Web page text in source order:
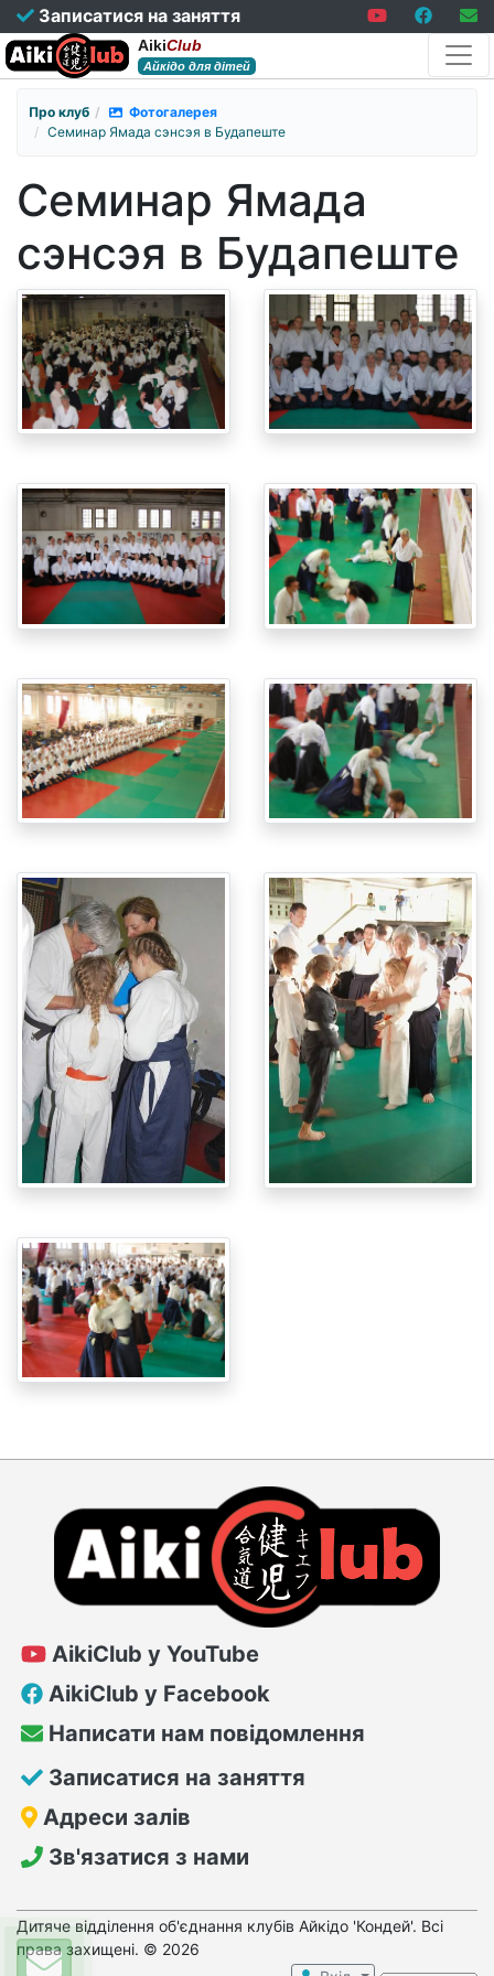
Записатися на заняття
AikiClub
Айкідо для дітей
Про клуб
Фотогалерея
Семинар Ямада сэнсэя в Будапеште
Семинар Ямада
сэнсэя в Будапеште
AikiClub у YouTube
AikiClub у Facebook
Написати нам повідомлення
Записатися на заняття
Адреси залів
Зв'язатися з нами
Дитяче відділення об'єднання клубів Айкідо 'Кондей'. Всі
права захищені. © 2026